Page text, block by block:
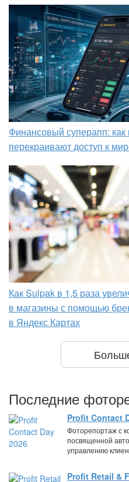
Финансовый суперапп: как
перекраивают доступ к
Как Sulpak в 1,5 раза
в магазины с помощью
в Яндекс Картах
Последние
Profit Contact
Фоторепортаж с
посвященной
управлению
Profit Retail &